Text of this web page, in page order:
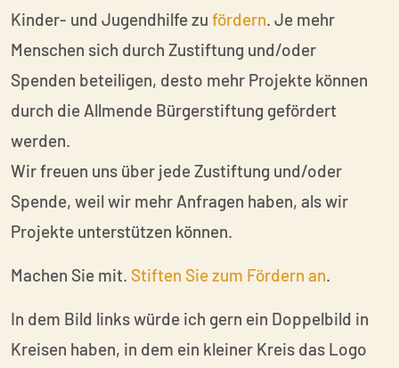
Kinder- und Jugendhilfe zu fördern. Je mehr
Menschen sich durch Zustiftung und/oder
Spenden beteiligen, desto mehr Projekte können
durch die Allmende Bürgerstiftung gefördert
werden.
Wir freuen uns über jede Zustiftung und/oder
Spende, weil wir mehr Anfragen haben, als wir
Projekte unterstützen können.
Machen Sie mit. Stiften Sie zum Fördern an.
In dem Bild links würde ich gern ein Doppelbild in
Kreisen haben, in dem ein kleiner Kreis das Logo